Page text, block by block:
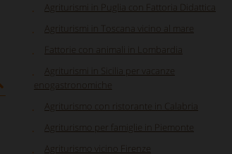
Agriturismi in Puglia con Fattoria Didattica
Agriturismi in Toscana vicino al mare
Fattorie con animali in Lombardia
Agriturismi in Sicilia per vacanze
enogastronomiche
Agriturismo con ristorante in Calabria
Agriturismo per famiglie in Piemonte
Agriturismo vicino Firenze